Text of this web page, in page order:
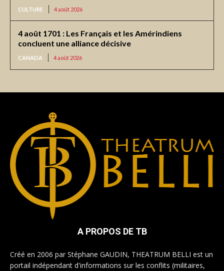
CULTURE 4 août 2026
4 août 1701 : Les Français et les Amérindiens
concluent une alliance décisive
CANADA 4 août 2026
A PROPOS DE TB
Créé en 2006 par Stéphane GAUDIN, THEATRUM BELLI est un
portail indépendant d'informations sur les conflits (militaires,